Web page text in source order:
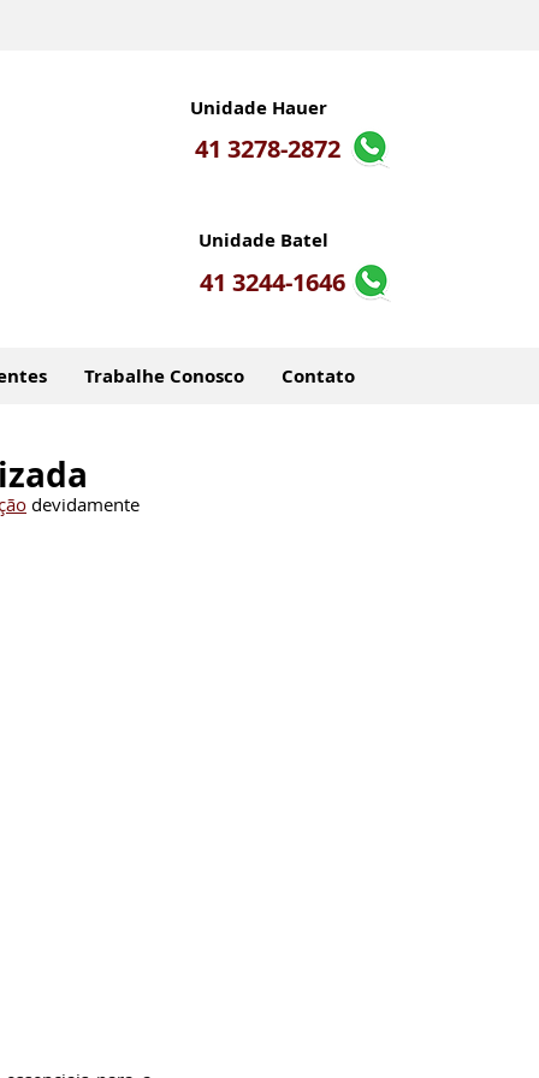
Unidade Hauer
41 3278-2872
Unidade Batel
41 3244-1646
Trabalhe Conosco Contato
devidamente